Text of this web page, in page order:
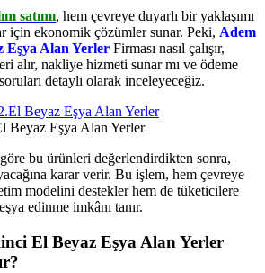
satımı, hem çevreye duyarlı bir yaklaşımı
için ekonomik çözümler sunar. Peki, Adem
Eşya Alan Yerler Firması nasıl çalışır,
alır, nakliye hizmeti sunar mı ve ödeme
detaylı olarak inceleyeceğiz.
Beyaz Eşya Alan Yerler
bu ürünleri değerlendirdikten sonra,
karar verir. Bu işlem, hem çevreye
modelini destekler hem de tüketicilere
edinme imkânı tanır.
El Beyaz Eşya Alan Yerler